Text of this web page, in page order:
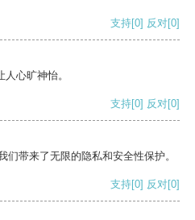
支持[0] 反对[0]
心旷神怡。
支持[0] 反对[0]
带来了无限的隐私和安全性保护。
支持[0] 反对[0]